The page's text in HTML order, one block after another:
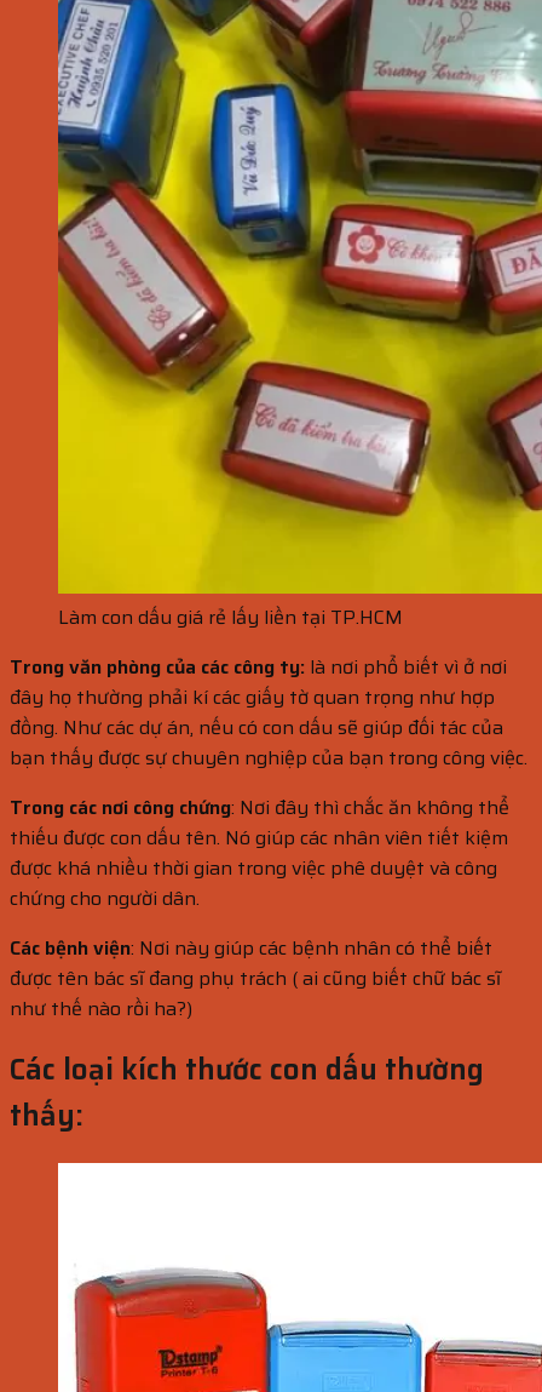
Làm con dấu giá rẻ lấy liền tại TP.HCM
Trong văn phòng của các công ty: là nơi phổ biết vì ở nơi
đây họ thường phải kí các giấy tờ quan trọng như hợp
đồng. Như các dự án, nếu có con dấu sẽ giúp đối tác của
bạn thấy được sự chuyên nghiệp của bạn trong công việc.
Trong các nơi công chứng: Nơi đây thì chắc ăn không thể
thiếu được con dấu tên. Nó giúp các nhân viên tiết kiệm
được khá nhiều thời gian trong việc phê duyệt và công
chứng cho người dân.
Các bệnh viện: Nơi này giúp các bệnh nhân có thể biết
được tên bác sĩ đang phụ trách ( ai cũng biết chữ bác sĩ
như thế nào rồi ha?)
Các loại kích thước con dấu thường
thấy: